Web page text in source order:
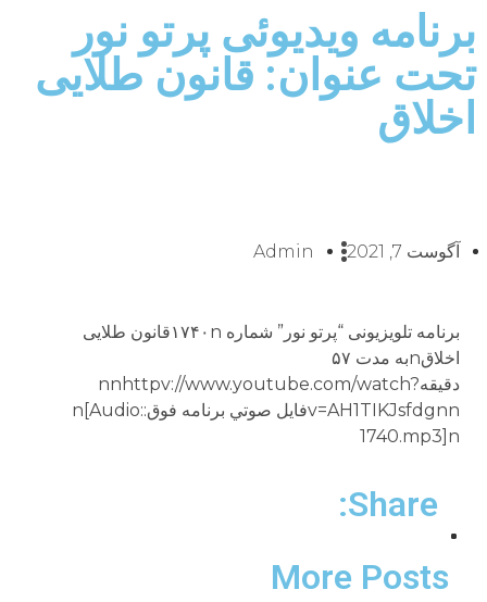
برنامه ویدیوئى پرتو نور
تحت عنوان: قانون طلایی
اخلاق
آگوست 7, 2021 Admin
برنامه تلويزيونى “پرتو نور” شماره ۱۷۴۰nقانون طلایی
اخلاقnبه مدت ۵۷
دقيقهnnhttpv://www.youtube.com/watch?
v=AH1TIKJsfdgnnفايل صوتي برنامه فوق:n[Audio:
1740.mp3]n
Share:
More Posts